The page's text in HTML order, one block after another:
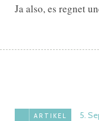
Ja also, es regnet
ARTIKEL 5.